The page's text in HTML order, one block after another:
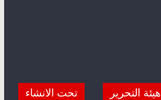
هيئة التحرير تحت الانشاء